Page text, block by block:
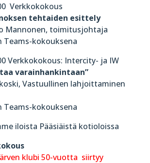
Verkkokokous
tehtaiden esittely
toimitusjohtaja
kokouksena
Verkkokokous: Intercity- ja IW
Vastuullinen lahjoittaminen
kokouksena
iloista Pääsiäistä kotioloissa
klubi 50-vuotta siirtyy